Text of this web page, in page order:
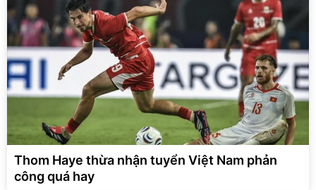
Thom Haye thừa nhận tuyển Việt Nam phản
công quá hay